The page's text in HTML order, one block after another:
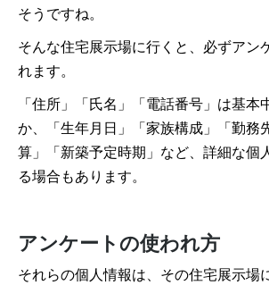
そうですね。
そんな住宅展示場に行くと、必ずアン
れます。
「住所」「氏名」「電話番号」は基本
か、「生年月日」「家族構成」「勤務
算」「新築予定時期」など、詳細な個
る場合もあります。
アンケートの使われ方
それらの個人情報は、その住宅展示場